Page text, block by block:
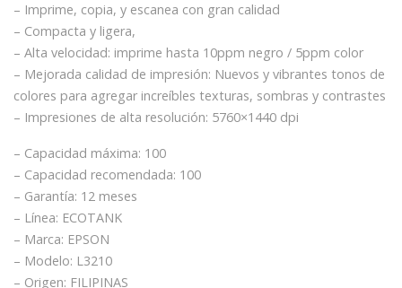
– Imprime, copia, y escanea con gran calidad
– Compacta y ligera,
– Alta velocidad: imprime hasta 10ppm negro / 5ppm color
– Mejorada calidad de impresión: Nuevos y vibrantes tonos de
colores para agregar increíbles texturas, sombras y contrastes
– Impresiones de alta resolución: 5760×1440 dpi
– Capacidad máxima: 100
– Capacidad recomendada: 100
– Garantía: 12 meses
– Línea: ECOTANK
– Marca: EPSON
– Modelo: L3210
– Origen: FILIPINAS